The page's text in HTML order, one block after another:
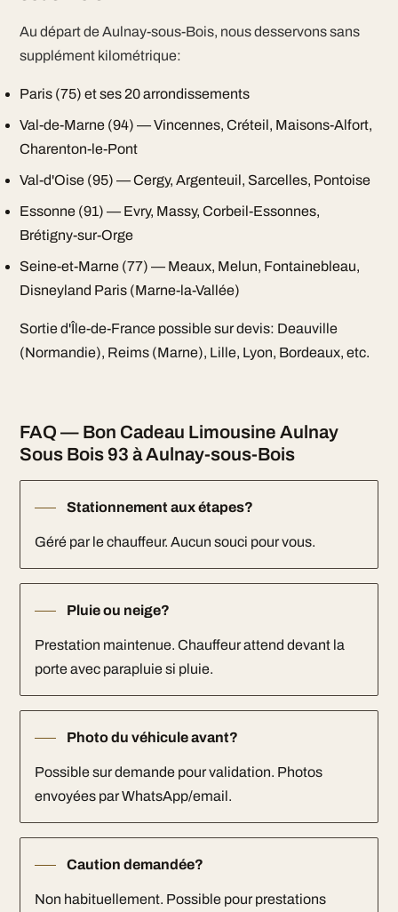
Au départ de Aulnay-sous-Bois, nous desservons sans
supplément kilométrique:
Paris (75) et ses 20 arrondissements
Val-de-Marne (94) — Vincennes, Créteil, Maisons-Alfort,
Charenton-le-Pont
Val-d'Oise (95) — Cergy, Argenteuil, Sarcelles, Pontoise
Essonne (91) — Evry, Massy, Corbeil-Essonnes,
Brétigny-sur-Orge
Seine-et-Marne (77) — Meaux, Melun, Fontainebleau,
Disneyland Paris (Marne-la-Vallée)
Sortie d'Île-de-France possible sur devis: Deauville
(Normandie), Reims (Marne), Lille, Lyon, Bordeaux, etc.
FAQ — Bon Cadeau Limousine Aulnay
Sous Bois 93 à Aulnay-sous-Bois
Stationnement aux étapes?
Géré par le chauffeur. Aucun souci pour vous.
Pluie ou neige?
Prestation maintenue. Chauffeur attend devant la
porte avec parapluie si pluie.
Photo du véhicule avant?
Possible sur demande pour validation. Photos
envoyées par WhatsApp/email.
Caution demandée?
Non habituellement. Possible pour prestations